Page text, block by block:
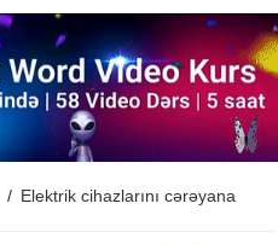
/ Elektrik cihazlarını cərəyana